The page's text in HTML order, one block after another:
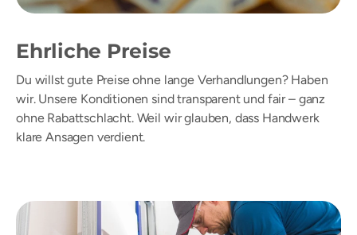
Ehrliche Preise
Du willst gute Preise ohne lange Verhandlungen? Haben
wir. Unsere Konditionen sind transparent und fair – ganz
ohne Rabattschlacht. Weil wir glauben, dass Handwerk
klare Ansagen verdient.